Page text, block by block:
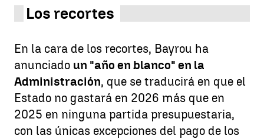
Los recortes
En la cara de los recortes, Bayrou ha
anunciado un "año en blanco" en la
Administración, que se traducirá en que el
Estado no gastará en 2026 más que en
2025 en ninguna partida presupuestaria,
con las únicas excepciones del pago de los